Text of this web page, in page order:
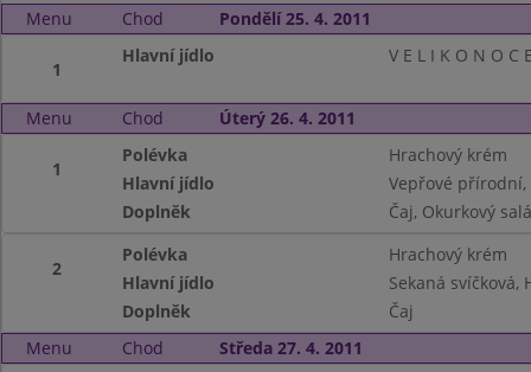
Menu Chod Pondělí 25. 4. 2011
1
Hlavní jídlo V E L I K O N O C
Menu Chod Úterý 26. 4. 2011
1
Polévka
Hrachový krém
Hlavní jídlo
Vepřové
Doplněk
Čaj, Okurkový
2
Polévka
Hrachový krém
Hlavní jídlo
Sekaná svíčková,
Doplněk
Čaj
Menu
Chod Středa 27. 4. 2011